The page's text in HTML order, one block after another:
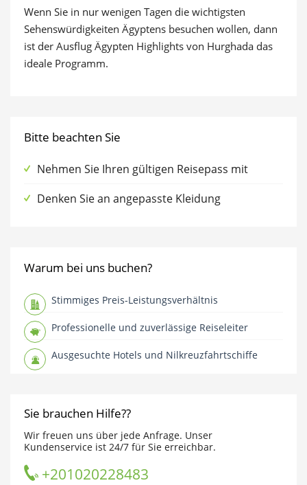
Wenn Sie in nur wenigen Tagen die wichtigsten
Sehenswürdigkeiten Ägyptens besuchen wollen, dann
ist der Ausflug Ägypten Highlights von Hurghada das
ideale Programm.
Bitte beachten Sie
Nehmen Sie Ihren gültigen Reisepass mit
Denken Sie an angepasste Kleidung
Warum bei uns buchen?
Stimmiges Preis-Leistungsverhältnis
Professionelle und zuverlässige Reiseleiter
Ausgesuchte Hotels und Nilkreuzfahrtschiffe
Sie brauchen Hilfe??
Wir freuen uns über jede Anfrage. Unser
Kundenservice ist 24/7 für Sie erreichbar.
+201020228483